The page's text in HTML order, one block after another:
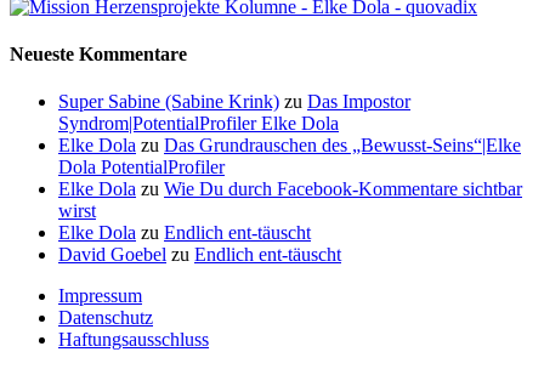
Neueste Kommentare
Super Sabine (Sabine Krink) zu Das Impostor
Syndrom|PotentialProfiler Elke Dola
Elke Dola zu Das Grundrauschen des „Bewusst-Seins“|Elke
Dola PotentialProfiler
Elke Dola zu Wie Du durch Facebook-Kommentare sichtbar
wirst
Elke Dola zu Endlich ent-täuscht
David Goebel zu Endlich ent-täuscht
Impressum
Datenschutz
Haftungsausschluss